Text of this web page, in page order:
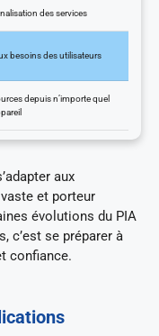
des services
besoins des utilisateurs
depuis n’importe quel
aux
et porteur
évolutions du PIA
c’est se préparer à
confiance.